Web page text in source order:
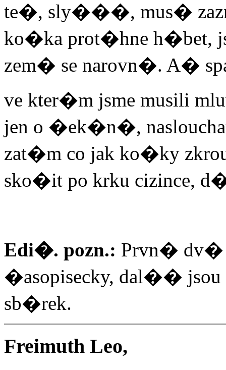
te�, sly���, mus�
ko�ka prot�hne h�bet,
zem� se narovn�. A�
ve kter�m jsme musili
jen o �ek�n�,
zat�m co jak ko�ky
sko�it po krku cizince,
Edi�. pozn.: Prvn�
�asopisecky, dal��
sb�rek.
Freimuth Leo,